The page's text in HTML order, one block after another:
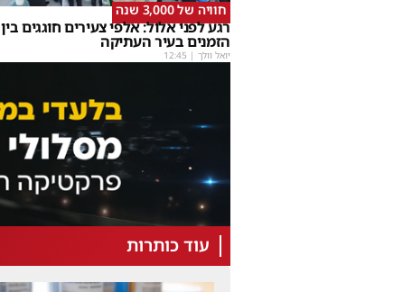
חוויה של 3,000 שנה
רגע לפני אלול: אלפי צעירים חוגגים בין
הזמנים בעיר העתיקה
יואל וולך |
12:45
עוד כותרות